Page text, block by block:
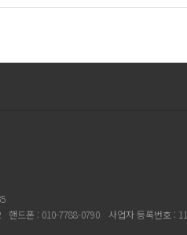
핸드폰 : 010-7788-0790 사업자 등록번호 :